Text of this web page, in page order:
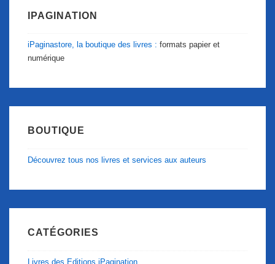
IPAGINATION
iPaginastore, la boutique des livres : formats papier et
numérique
BOUTIQUE
Découvrez tous nos livres et services aux auteurs
CATÉGORIES
Livres des Editions iPagination